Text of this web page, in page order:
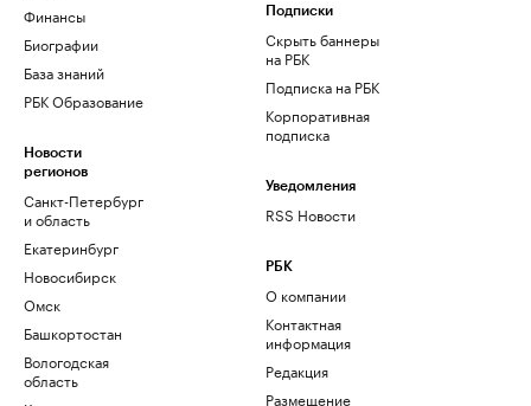
Финансы
Биографии
База знаний
РБК Образование
Новости
регионов
Санкт-Петербург
и область
Екатеринбург
Новосибирск
Омск
Башкортостан
Вологодская
область
Подписки
Скрыть баннеры
на РБК
Подписка на РБК
Корпоративная
подписка
Уведомления
RSS Новости
РБК
О компании
Контактная
информация
Редакция
Размещение